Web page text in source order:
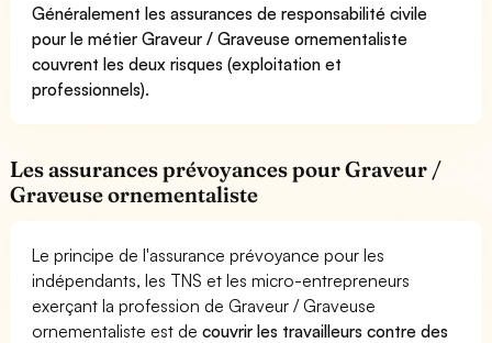
Généralement les assurances de responsabilité civile
pour le métier Graveur / Graveuse ornementaliste
couvrent les deux risques (exploitation et
professionnels).
Les assurances prévoyances pour Graveur /
Graveuse ornementaliste
Le principe de l'assurance prévoyance pour les
indépendants, les TNS et les micro-entrepreneurs
exerçant la profession de Graveur / Graveuse
ornementaliste est decouvrir les travailleurs contre des